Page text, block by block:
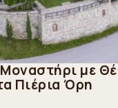
με
Πιέρια Όρη